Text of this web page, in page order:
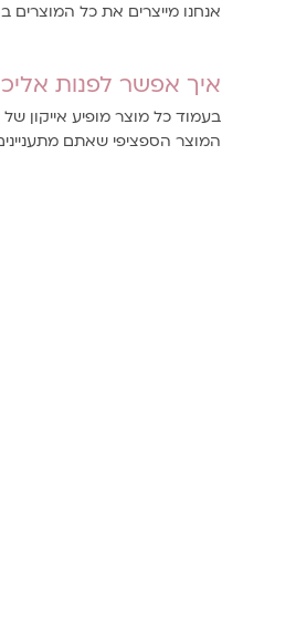
אנחנו מייצרים את כל
איך אפשר לפנות
בעמוד כל מוצר מופיע אייקון
המוצר הספציפי שאתם